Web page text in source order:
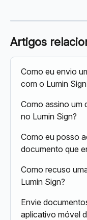
Artigos
Como eu envio
com o Lumin
Como assino um
no Lumin Sign?
Como eu posso
documento que
Como recuso
Lumin Sign?
Envie
aplicativo móvel